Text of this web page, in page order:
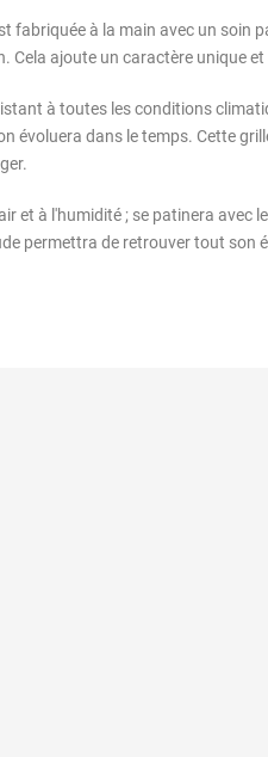
fabriquée à la main avec un soin
Cela ajoute un caractère unique
à toutes les conditions
évoluera dans le temps. Cette
et à l'humidité ; se patinera avec
permettra de retrouver tout son